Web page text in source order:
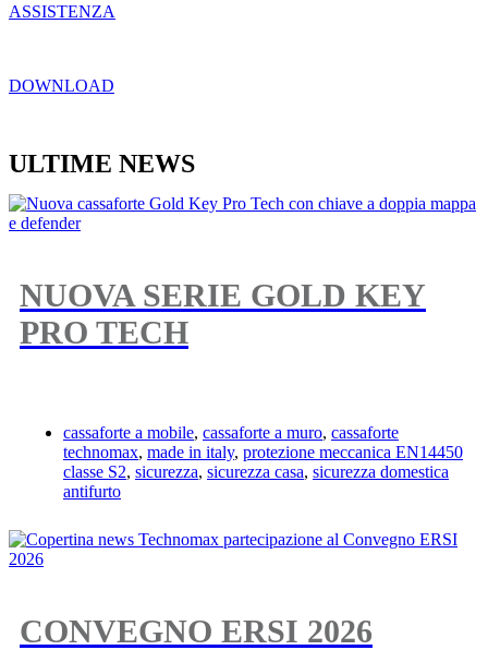
ASSISTENZA
DOWNLOAD
ULTIME NEWS
NUOVA SERIE GOLD KEY
PRO TECH
cassaforte a mobile, cassaforte a muro, cassaforte
technomax, made in italy, protezione meccanica EN14450
classe S2, sicurezza, sicurezza casa, sicurezza domestica
antifurto
CONVEGNO ERSI 2026